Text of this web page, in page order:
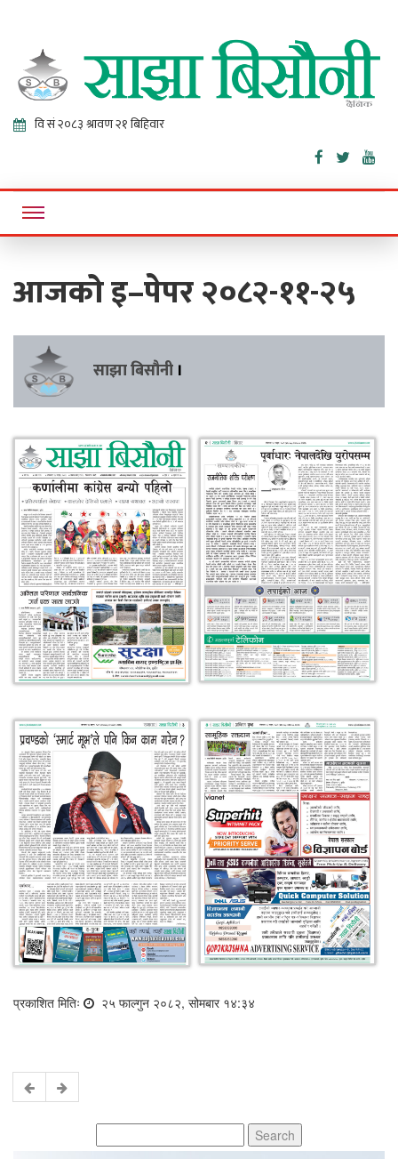
Sajha
Bisaunee
Online News Portal
आजको इ–पेपर २०८२-११-२५
साझा बिसौनी ।
प्रकाशित मितिः २५ फाल्गुन २०८२, सोमबार १४:३४
for: